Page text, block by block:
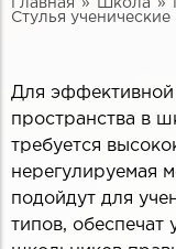
Главная Школа
Стулья ученические
Для эффективной
пространства в
требуется
нерегулируемая
подойдут для
типов,